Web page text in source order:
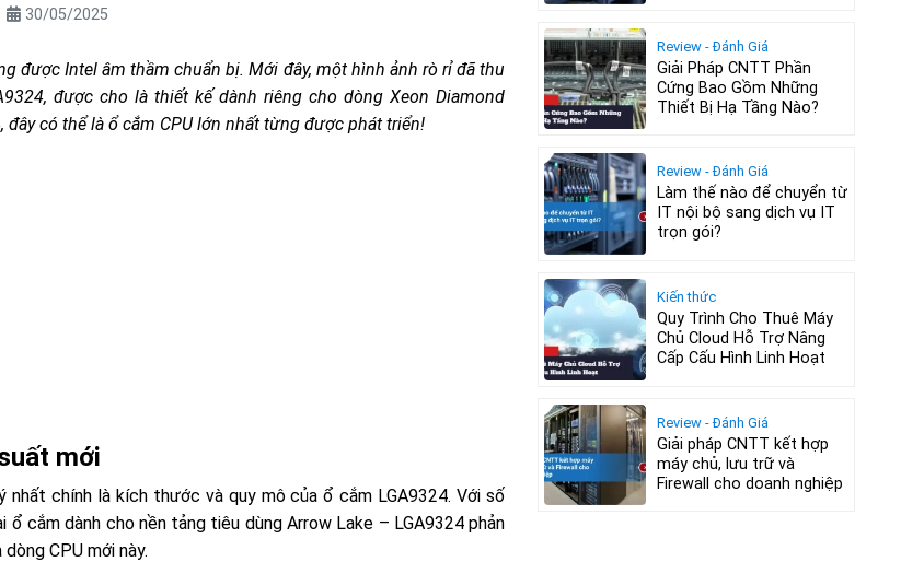
30/05/2025
được Intel âm thầm chuẩn bị. Mới đây, một hình ảnh rò rỉ đã thu
được cho là thiết kế dành riêng cho dòng Xeon Diamond
có thể là ổ cắm CPU lớn nhất từng được phát triển!
mới
chính là kích thước và quy mô của ổ cắm LGA9324. Với số
cắm dành cho nền tảng tiêu dùng Arrow Lake – LGA9324 phản
CPU mới này.
Review - Đánh Giá
Giải Pháp CNTT Phần
Cứng Bao Gồm Những
Thiết Bị Hạ Tầng Nào?
Review - Đánh Giá
Làm thế nào để chuyển từ
IT nội bộ sang dịch vụ IT
trọn gói?
Kiến thức
Quy Trình Cho Thuê Máy
Chủ Cloud Hỗ Trợ Nâng
Cấp Cấu Hình Linh Hoạt
Review - Đánh Giá
Giải pháp CNTT kết hợp
máy chủ, lưu trữ và
Firewall cho doanh nghiệp